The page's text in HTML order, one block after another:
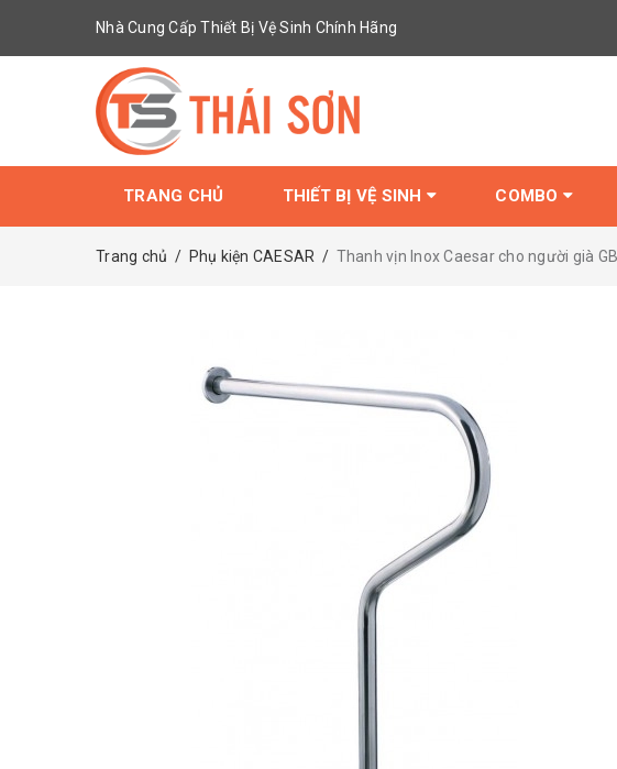
Nhà Cung Cấp Thiết Bị Vệ Sinh Chính Hãng
TRANG CHỦ THIẾT BỊ VỆ SINH COMBO
Trang chủ / Phụ kiện CAESAR / Thanh vịn Inox Caesar cho người già